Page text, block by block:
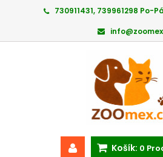
730911431, 739961298 Po-
Košík: 0